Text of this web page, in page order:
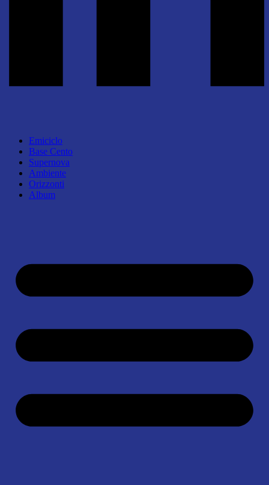
Emiciclo
Base Cento
Supernova
Ambiente
Orizzonti
Album